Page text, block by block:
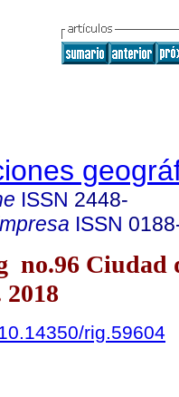
ISSN 2448-
ISSN
no.96 Ciudad
rig.59604